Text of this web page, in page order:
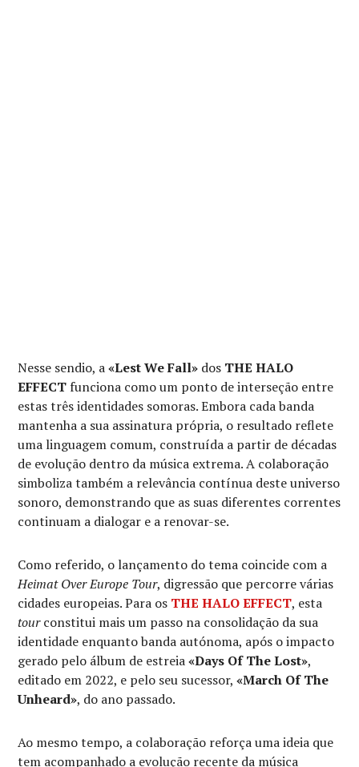
Nesse sendio, a«Lest We Fall» dos THE HALO
EFFECT funciona como um ponto de interseção entre
estas três identidades somoras. Embora cada banda
mantenha a sua assinatura própria, o resultado reflete
uma linguagem comum, construída a partir de décadas
de evolução dentro da música extrema. A colaboração
simboliza também a relevância contínua deste universo
sonoro, demonstrando que as suas diferentes correntes
continuam a dialogar e a renovar-se.
Como referido, o lançamento do tema coincide com a
Heimat Over Europe Tour, digressão que percorre várias
cidades europeias. Para os THE HALO EFFECT, esta
tourconstitui mais um passo na consolidação da sua
identidade enquanto banda autónoma, após o impacto
gerado pelo álbum de estreia«Days Of The Lost»,
editado em 2022, e pelo seu sucessor,«March Of The
Unheard», do ano passado.
Ao mesmo tempo, a colaboração reforça uma ideia que
tem acompanhado a evolução recente da música